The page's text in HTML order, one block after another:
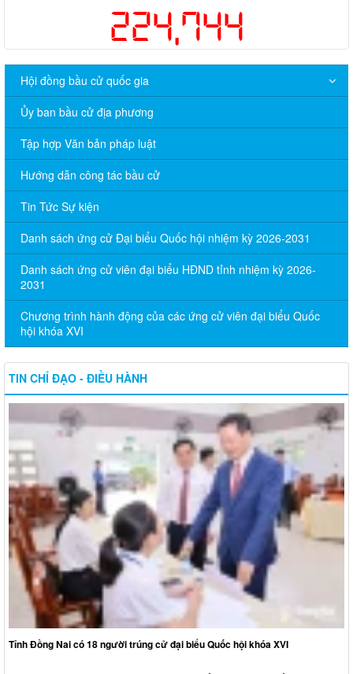
224,744
Hội đồng bầu cử quốc gia
Ủy ban bầu cử địa phương
Tập hợp Văn bản pháp luật
Hướng dẫn công tác bầu cử
Tin Tức Sự kiện
Danh sách ứng cử Đại biểu Quốc hội nhiệm kỳ 2026-2031
Danh sách ứng cử viên đại biểu HĐND tỉnh nhiệm kỳ 2026-
2031
Chương trình hành động của các ứng cử viên đại biểu Quốc
hội khóa XVI
TIN CHỈ ĐẠO - ĐIỀU HÀNH
Tỉnh Đồng Nai có 18 người trúng cử đại biểu Quốc hội khóa XVI